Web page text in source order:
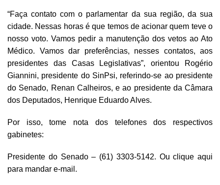
“Faça contato com o parlamentar da sua região, da sua
cidade. Nessas horas é que temos de acionar quem teve o
nosso voto. Vamos pedir a manutenção dos vetos ao Ato
Médico. Vamos dar preferências, nesses contatos, aos
presidentes das Casas Legislativas”, orientou Rogério
Giannini, presidente do SinPsi, referindo-se ao presidente
do Senado, Renan Calheiros, e ao presidente da Câmara
dos Deputados, Henrique Eduardo Alves.
Por isso, tome nota dos telefones dos respectivos
gabinetes:
Presidente do Senado – (61) 3303-5142. Ouclique aqui
para mandar e-mail.